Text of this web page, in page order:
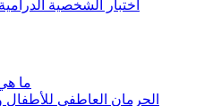
ما
الحرمان العاطفي للأطفال